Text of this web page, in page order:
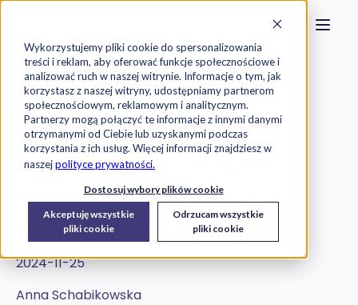
Wykorzystujemy pliki cookie do spersonalizowania
treści i reklam, aby oferować funkcje społecznościowe i
analizować ruch w naszej witrynie. Informacje o tym, jak
korzystasz z naszej witryny, udostępniamy partnerom
społecznościowym, reklamowym i analitycznym.
Partnerzy mogą połączyć te informacje z innymi danymi
otrzymanymi od Ciebie lub uzyskanymi podczas
korzystania z ich usług. Więcej informacji znajdziesz w
naszejpolityce prywatności.
Dostosuj wybory plików cookie
Akceptuję wszystkie
pliki cookie
Odrzucam wszystkie
pliki cookie
Szukaj na stronie
Skontaktuj
Exorigo-Upos Blog
Raporty
Black Friday: aż 48 proc.
konsumentów planuje
wyłącznie zakupy online
2024-11-25
Anna Schabikowska